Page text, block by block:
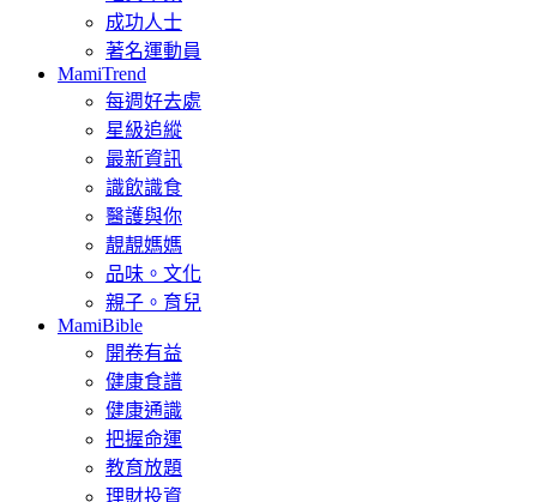
成功人士
著名運動員
MamiTrend
每週好去處
星級追縱
最新資訊
識飲識食
醫護與你
靚靚媽媽
品味。文化
親子。育兒
MamiBible
開卷有益
健康食譜
健康通識
把握命運
教育放題
理財投資